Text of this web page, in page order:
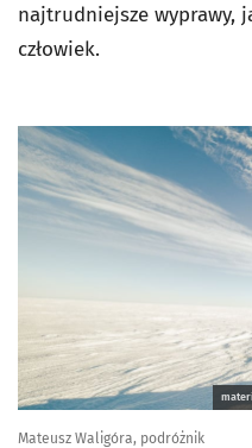
najtrudniejsze wyprawy,
człowiek.
Mateusz Waligóra, podróżnik